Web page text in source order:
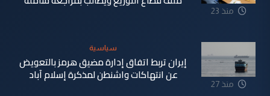
منذ 23
منذ 27
سياسية
إيران تربط اتفاق إدارة مضيق هرمز بالتعويض
عن انتهاكات واشنطن لمذكرة إسلام آباد